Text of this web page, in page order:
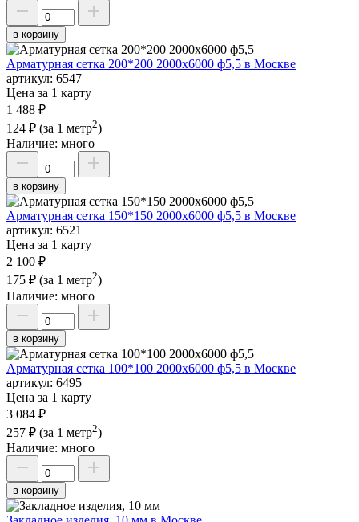
в корзину
Арматурная сетка 200*200 2000х6000 ф5,5 в Москве
артикул: 6547
Цена за 1 карту
1 488 ₽
124 ₽ (за 1 метр2)
Наличие: много
в корзину
Арматурная сетка 150*150 2000х6000 ф5,5 в Москве
артикул: 6521
Цена за 1 карту
2 100 ₽
175 ₽ (за 1 метр2)
Наличие: много
в корзину
Арматурная сетка 100*100 2000х6000 ф5,5 в Москве
артикул: 6495
Цена за 1 карту
3 084 ₽
257 ₽ (за 1 метр2)
Наличие: много
в корзину